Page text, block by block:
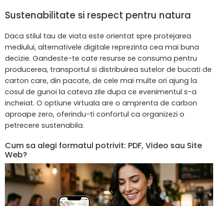
Sustenabilitate si respect pentru natura
Daca stilul tau de viata este orientat spre protejarea
mediului, alternativele digitale reprezinta cea mai buna
decizie. Gandeste-te cate resurse se consuma pentru
producerea, transportul si distribuirea sutelor de bucati de
carton care, din pacate, de cele mai multe ori ajung la
cosul de gunoi la cateva zile dupa ce evenimentul s-a
incheiat. O optiune virtuala are o amprenta de carbon
aproape zero, oferindu-ti confortul ca organizezi o
petrecere sustenabila.
Cum sa alegi formatul potrivit: PDF, Video sau Site
Web?